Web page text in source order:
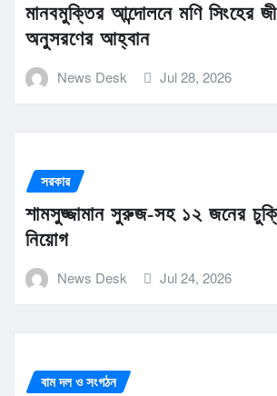
মানবমুক্তির আন্দোলনে মণি সিংহের
অনুসরণের আহ্বান
News Desk Jul 28, 2026
সরকার
শামসুজ্জামান সুরুজ-সহ ১২ জনের
নিয়োগ
News Desk Jul 24, 2026
বাম দল ও সংগঠন